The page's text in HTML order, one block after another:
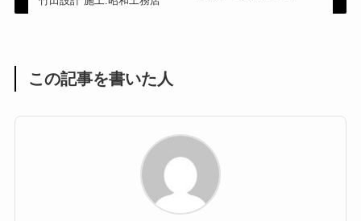
この記事を書いた人